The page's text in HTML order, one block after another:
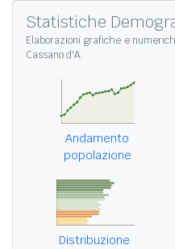
Statistiche
Elaborazioni grafiche e
Cassano d'A.
Andamento
popolazione
Distribuzione